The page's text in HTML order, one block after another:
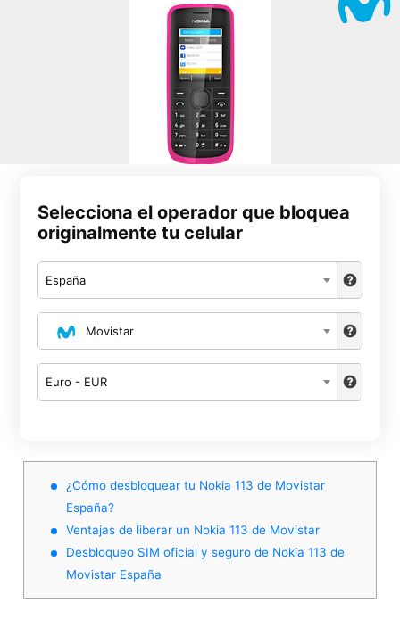
Selecciona el operador que bloquea
originalmente tu celular
España
Movistar
Euro - EUR
¿Cómo desbloquear tu Nokia 113 de Movistar
España?
Ventajas de liberar un Nokia 113 de Movistar
Desbloqueo SIM oficial y seguro de Nokia 113 de
Movistar España